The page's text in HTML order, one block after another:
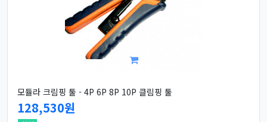
모듈라 크림핑 툴 - 4P 6P 8P 10P 클림핑 툴
128,530원